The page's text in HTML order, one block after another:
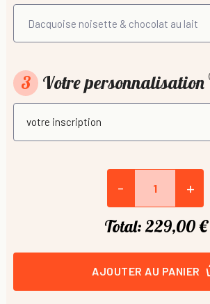
3 Votre personnalisation
- +
Total: 229,00 €
AJOUTER AU PANIER